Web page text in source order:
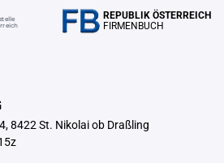
REPUBLIK ÖSTERREICH
FIRMENBUCH
8422 St. Nikolai ob Draßling